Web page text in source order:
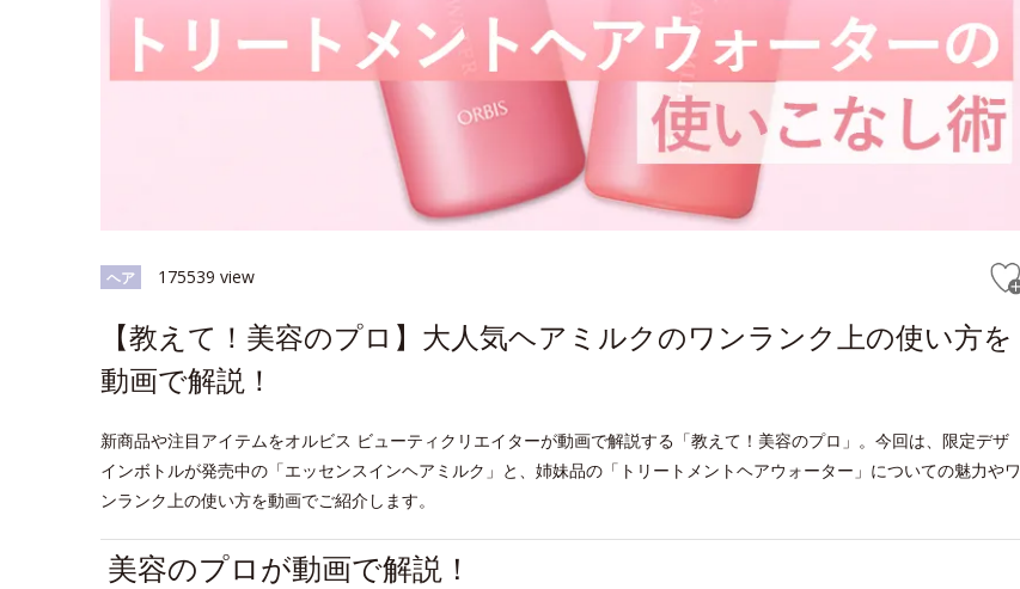
ヘア 175539 view
【教えて！美容のプロ】大人気ヘアミルクのワンランク上の使い方を
動画で解説！
新商品や注目アイテムをオルビス ビューティクリエイターが動画で解説する「教えて！美容のプロ」。今回は、限定デザ
インボトルが発売中の「エッセンスインヘアミルク」と、姉妹品の「トリートメントヘアウォーター」についての魅力やワ
ンランク上の使い方を動画でご紹介します。
美容のプロが動画で解説！